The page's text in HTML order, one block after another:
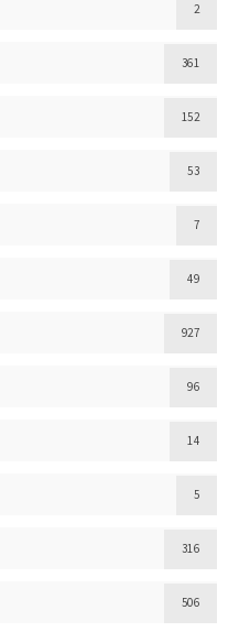
2
361
152
53
7
49
927
96
14
5
316
506